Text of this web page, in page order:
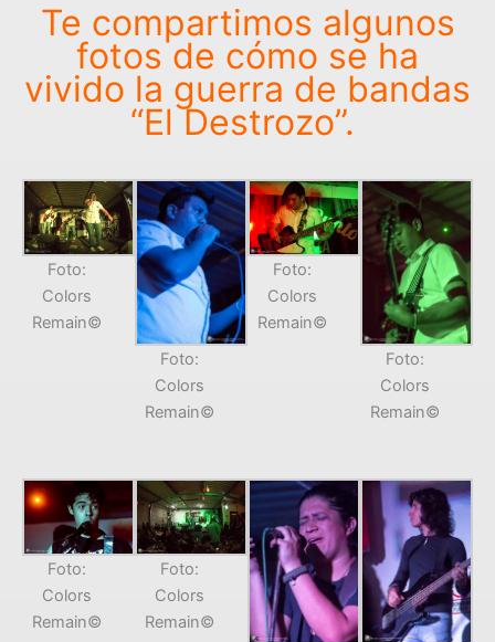
Te compartimos algunos
fotos de cómo se ha
vivido la guerra de bandas
“El Destrozo”.
Foto:
Colors
Remain©
Foto:
Colors
Remain©
Foto:
Colors
Remain©
Foto:
Colors
Remain©
Foto:
Colors
Remain©
Foto:
Colors
Remain©